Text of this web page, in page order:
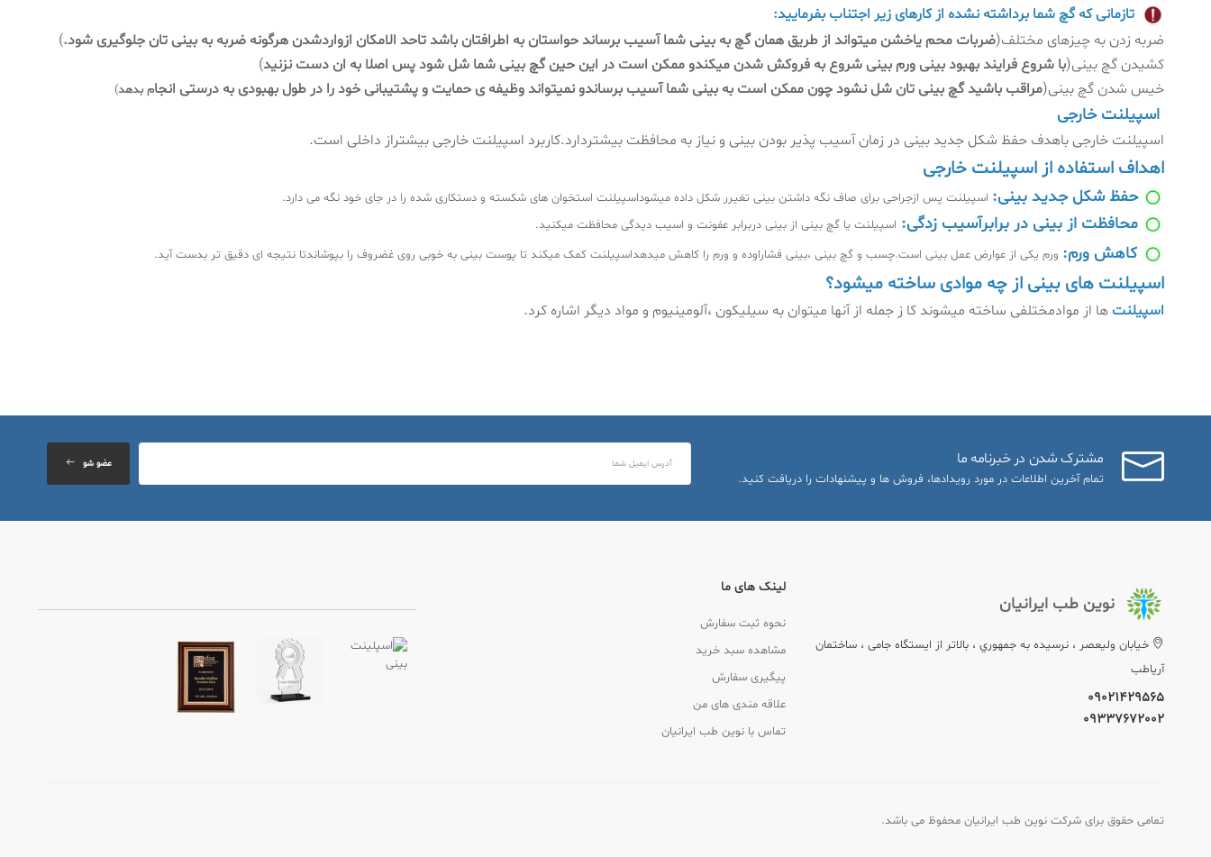
تازمانی که گچ شما برداشته نشده از کارهای زیر اجتناب بفرمایید:
ضربه زدن به چیزهای مختلف(ضربات محم یاخشن میتواند از طریق همان گچ به بینی شما آسیب برساند حواستان به اطرافتان باشد تاحد الامکان ازواردشدن هرگونه ضربه به بینی تان جلوگیری شود.)
کشیدن گچ بینی(با شروع فرایند بهبود بینی ورم بینی شروع به فروکش شدن میکندو ممکن است در این حین گچ بینی شما شل شود پس اصلا به ان دست نزنید)
خیس شدن گچ بینی(مراقب باشید گچ بینی تان شل نشود چون ممکن است به بینی شما آسیب برساندو نمیتواند وظیفه ی حمایت و پشتیبانی خود را در طول بهبودی به درستی انجام بدهد)
اسپیلنت خارجی
اسپیلنت خارجی باهدف حفظ شکل جدید بینی در زمان آسیب پذیر بودن بینی و نیاز به محافظت بیشتردارد.کاربرد اسپیلنت خارجی بیشتراز داخلی است.
اهداف استفاده از اسپیلنت خارجی
حفظ شکل جدید بینی: اسپیلنت پس ازجراحی برای صاف نگه داشتن بینی تغیرر شکل داده میشوداسپیلنت استخوان های شکسته و دستکاری شده را در جای خود نگه می دارد.
محافظت از بینی در برابرآسیب زدگی: اسپیلنت یا گچ بینی از بینی دربرابر عفونت و اسیب دیدگی محافظت میکنید.
کاهش ورم: ورم یکی از عوارض عمل بینی است.چسب و گچ بینی ،بینی فشاراوده و ورم را کاهش میدهداسپیلنت کمک میکند تا پوست بینی به خوبی روی غضروف را بپوشاندتا نتیجه ای دقیق تر بدست آید.
اسپیلنت های بینی از چه موادی ساخته میشود؟
اسپیلنت ها از موادمختلفی ساخته میشوند کا ز جمله از آنها میتوان به سیلیکون ،آلومینیوم و مواد دیگر اشاره کرد.
مشترک شدن در خبرنامه ما
تمام آخرین اطلاعات در مورد رویدادها، فروش ها و پیشنهادات را دریافت کنید.
عضو شو
نوین طب ایرانیان
خيابان وليعصر ، نرسيده به جمهوري ، بالاتر از ایستگاه جامی ، ساختمان
آریاطب
09021429565
09337672002
لینک های ما
نحوه ثبت سفارش
مشاهده سبد خرید
پیگیری سفارش
علاقه مندی های من
تماس با نوین طب ایرانیان
تمامی حقوق برای شرکت نوین طب ایرانیان محفوظ می باشد.